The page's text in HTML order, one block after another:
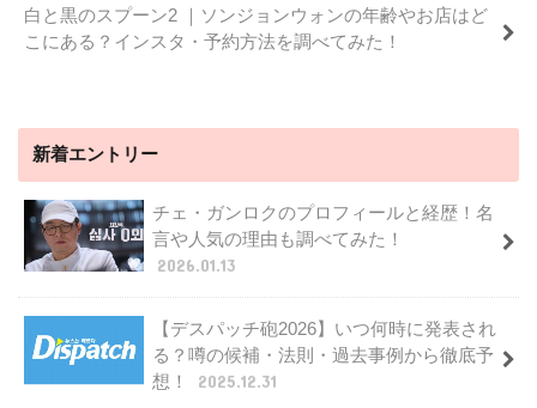
白と黒のスプーン2 ｜ソンジョンウォンの年齢やお店はど
こにある？インスタ・予約方法を調べてみた！
新着エントリー
チェ・ガンロクのプロフィールと経歴！名
言や人気の理由も調べてみた！
2026.01.13
【デスパッチ砲2026】いつ何時に発表され
る？噂の候補・法則・過去事例から徹底予
想！
2025.12.31